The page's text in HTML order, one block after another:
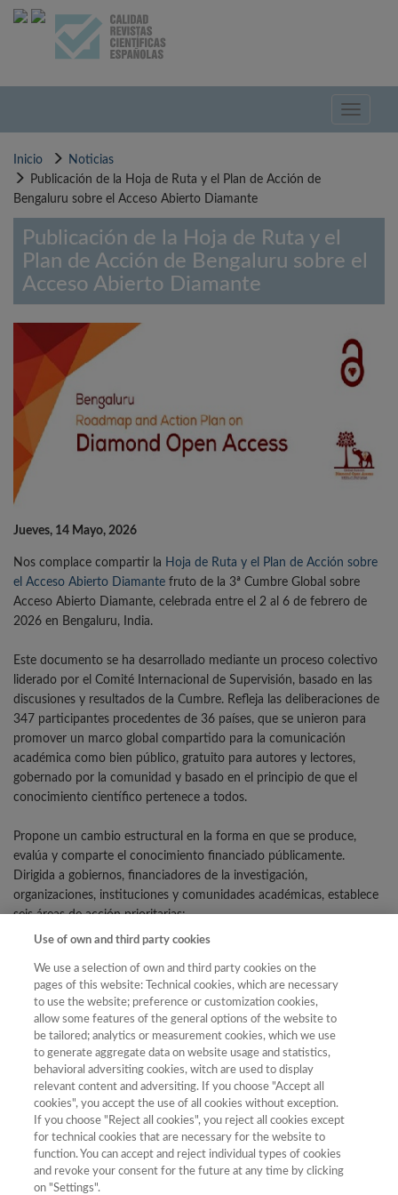
Pasar
Toggle
Inicio
Noticias
Publicación de la Hoja de Ruta y el Plan de Acción de
Bengaluru sobre el Acceso Abierto Diamante
Publicación de la Hoja de Ruta y el
Plan de Acción de Bengaluru sobre el
Acceso Abierto Diamante
Jueves, 14 Mayo, 2026
Nos complace compartir la Hoja de Ruta y el Plan de Acción sobre
el Acceso Abierto Diamante fruto de la 3ª Cumbre Global sobre
Acceso Abierto Diamante, celebrada entre el 2 al 6 de febrero de
2026 en Bengaluru, India.
Este documento se ha desarrollado mediante un proceso colectivo
liderado por el Comité Internacional de Supervisión, basado en las
discusiones y resultados de la Cumbre. Refleja las deliberaciones de
347 participantes procedentes de 36 países, que se unieron para
promover un marco global compartido para la comunicación
académica como bien público, gratuito para autores y lectores,
gobernado por la comunidad y basado en el principio de que el
conocimiento científico pertenece a todos.
Propone un cambio estructural en la forma en que se produce,
evalúa y comparte el conocimiento financiado públicamente.
Dirigida a gobiernos, financiadores de la investigación,
organizaciones, instituciones y comunidades académicas, establece
seis áreas de acción prioritarias:
Integración del Acceso Abierto Diamante en los marcos
políticos y legales nacionales.
Redirección del gasto editorial hacia infraestructuras
gobernadas por la comunidad.
Reforma de los sistemas de evaluación de la investigación
para reconocer las publicaciones en Acceso Abierto
Diamante, la investigación multilingüe y los espacios
gobernados por la comunidad.
Fortalecimiento de la infraestructura compartida y de la
interoperabilidad.
Reconocimiento y apoyo al trabajo humano que sustenta la
comunicación académica.
Promoción de la diversidad lingüística y de los sistemas de
Use of own and third party cookies
We use a selection of own and third party cookies on the
pages of this website: Technical cookies, which are necessary
to use the website; preference or customization cookies,
allow some features of the general options of the website to
be tailored; analytics or measurement cookies, which we use
to generate aggregate data on website usage and statistics,
behavioral adversiting cookies, witch are used to display
relevant content and adversiting. If you choose "Accept all
cookies", you accept the use of all cookies without exception.
If you choose "Reject all cookies", you reject all cookies except
for technical cookies that are necessary for the website to
function. You can accept and reject individual types of cookies
and revoke your consent for the future at any time by clicking
on "Settings".